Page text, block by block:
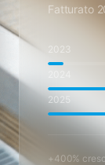
Fatturato
2023
2025
+400%